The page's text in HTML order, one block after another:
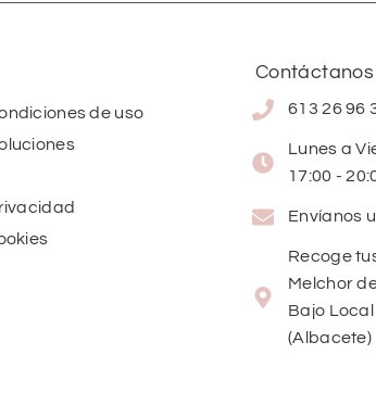
de uso
Contáctanos
613 26 96
Lunes a
17:00 -
Envíanos
Recoge
Melchor
Bajo Local
(Albacete)